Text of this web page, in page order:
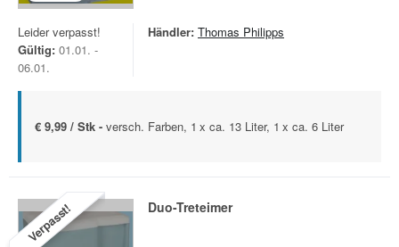
Leider verpasst!
Gültig: 01.01. -
06.01.
Händler: Thomas Philipps
€ 9,99 / Stk - versch. Farben, 1 x ca. 13 Liter, 1 x ca. 6 Liter
Verpasst! Duo-Treteimer